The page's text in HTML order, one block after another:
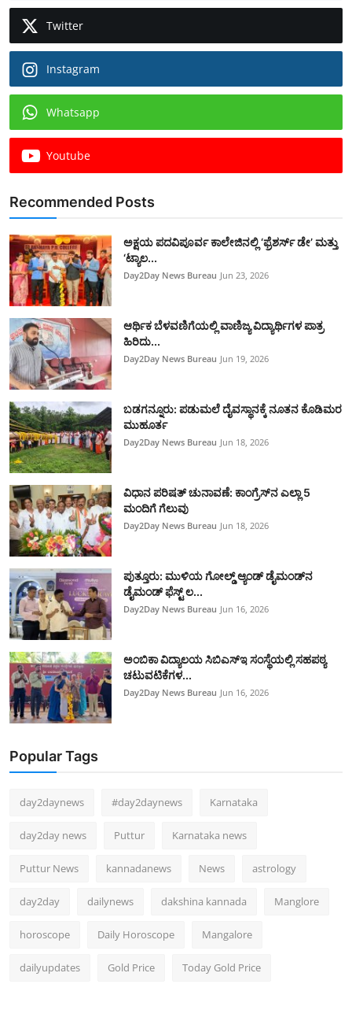
Twitter
Instagram
Whatsapp
Youtube
Recommended Posts
ಅಕ್ಷಯ ಪದವಿಪೂರ್ವ ಕಾಲೇಜಿನಲ್ಲಿ ‘ಫ್ರೆಶರ್ಸ್ ಡೇ’ ಮತ್ತು
‘ಟ್ಯಾಲ...
Day2Day News Bureau Jun 23, 2026
​ಆರ್ಥಿಕ ಬೆಳವಣಿಗೆಯಲ್ಲಿ ವಾಣಿಜ್ಯ ವಿದ್ಯಾರ್ಥಿಗಳ ಪಾತ್ರ
ಹಿರಿದು...
Day2Day News Bureau Jun 19, 2026
ಬಡಗನ್ನೂರು: ಪಡುಮಲೆ ದೈವಸ್ಥಾನಕ್ಕೆ ನೂತನ ಕೊಡಿಮರ
ಮುಹೂರ್ತ
Day2Day News Bureau Jun 18, 2026
ವಿಧಾನ ಪರಿಷತ್ ಚುನಾವಣೆ: ಕಾಂಗ್ರೆಸ್‌ನ ಎಲ್ಲಾ 5
ಮಂದಿಗೆ ಗೆಲುವು
Day2Day News Bureau Jun 18, 2026
ಪುತ್ತೂರು: ಮುಳಿಯ ಗೋಲ್ಡ್ ಆ್ಯಂಡ್ ಡೈಮಂಡ್‌ನ
ಡೈಮಂಡ್ ಫೆಸ್ಟ್‌ ಲ...
Day2Day News Bureau Jun 16, 2026
ಅಂಬಿಕಾ ವಿದ್ಯಾಲಯ ಸಿಬಿಎಸ್‌ಇ ಸಂಸ್ಥೆಯಲ್ಲಿ ಸಹಪಠ್ಯ
ಚಟುವಟಿಕೆಗಳ...
Day2Day News Bureau Jun 16, 2026
Popular Tags
day2daynews #day2daynews Karnataka
day2day news Puttur Karnataka news
Puttur News kannadanews News astrology
day2day dailynews dakshina kannada Manglore
horoscope Daily Horoscope Mangalore
dailyupdates Gold Price Today Gold Price